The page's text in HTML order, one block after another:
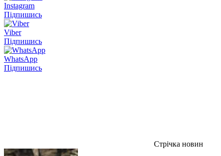
Instagram
Підпишись
Viber
Підпишись
WhatsApp
Підпишись
Стрічка новин